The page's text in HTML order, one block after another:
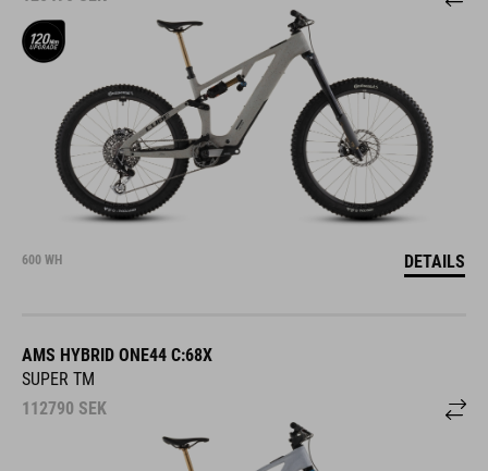
DETAILS
AMS HYBRID ONE44 C:68X
SUPER TM
112790 SEK